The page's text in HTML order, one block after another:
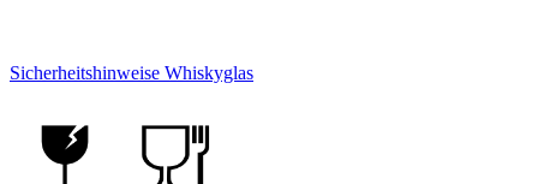
Sicherheitshinweise Whiskyglas